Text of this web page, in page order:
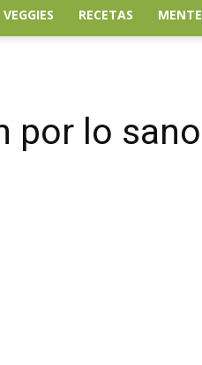
VEGGIES RECETAS MENTE
por lo sano